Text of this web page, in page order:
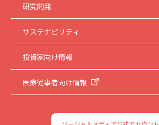
研究開発
サステナビリティ
投資家向け情報
医療従事者向け情報